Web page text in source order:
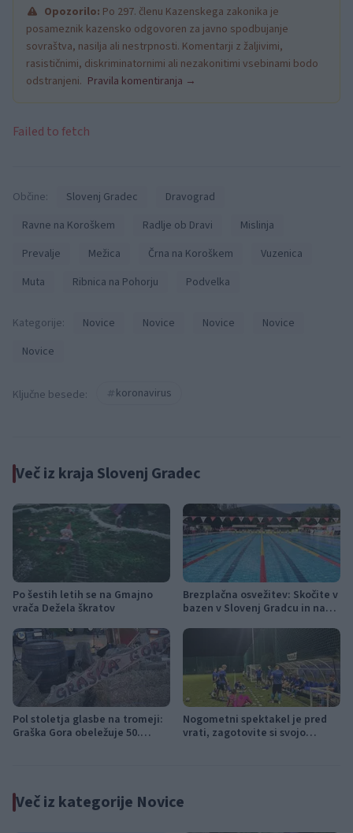
Opozorilo: Po 297. členu Kazenskega zakonika je
posameznik kazensko odgovoren za javno spodbujanje
sovraštva, nasilja ali nestrpnosti. Komentarji z žaljivimi,
rasističnimi, diskriminatornimi ali nezakonitimi vsebinami bodo
odstranjeni. Pravila komentiranja →
Failed to fetch
Občine: Slovenj Gradec
Dravograd
Ravne na Koroškem
Radlje ob Dravi
Mislinja
Prevalje
Mežica Črna na Koroškem
Vuzenica
Muta
Ribnica na Pohorju Podvelka
Kategorije: Novice Novice Novice
Novice
Novice
Ključne besede: koronavirus
Več iz kraja Slovenj Gradec
Po šestih letih se na Gmajno
vrača Dežela škratov
Brezplačna osvežitev: Skočite v
bazen v Slovenj Gradcu in na
Pol stoletja glasbe na tromeji:
Graška Gora obeležuje 50.
Nogometni spektakel je pred
vrati, zagotovite si svojo
Več iz kategorije Novice